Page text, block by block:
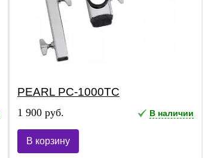
PEARL PC-1000TC
1 900 руб. В наличии
В корзину